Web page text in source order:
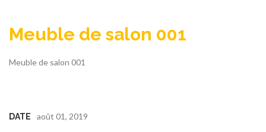
Meuble de salon 001
Meuble de salon 001
DATE août 01, 2019